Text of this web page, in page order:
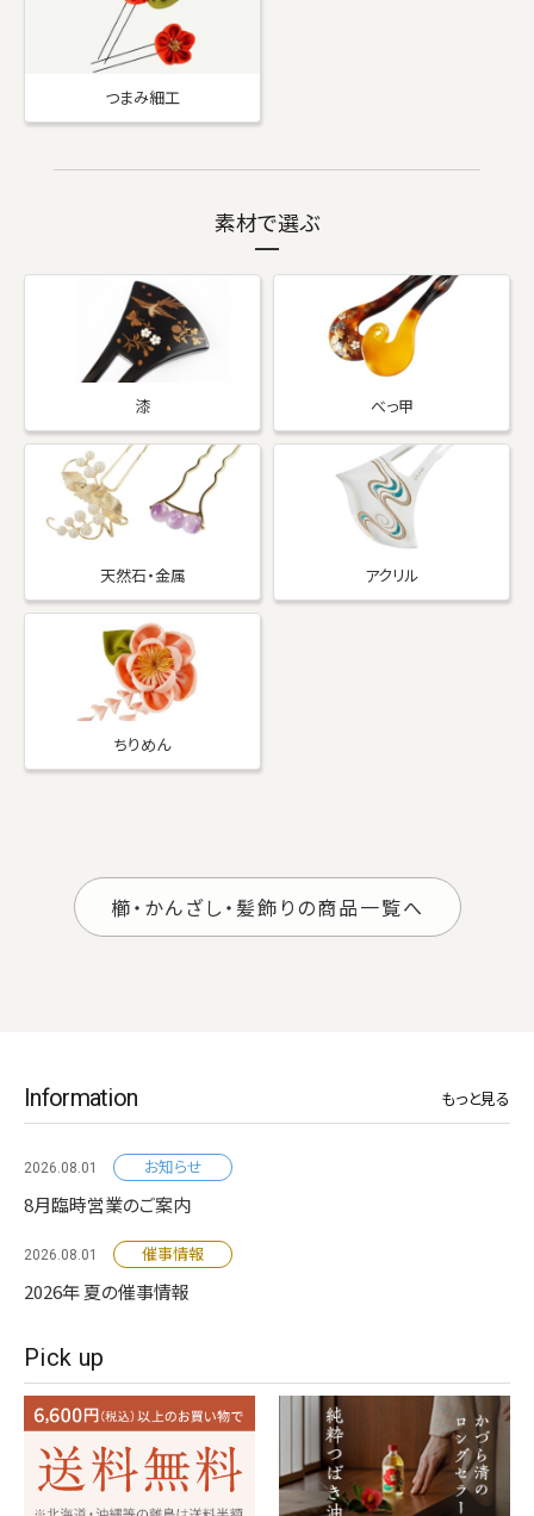
つまみ細工
素材で選ぶ
漆 べっ甲
天然石・金属 アクリル
ちりめん
櫛・かんざし・髪飾りの商品一覧へ
Information もっと見る
2026.08.01 お知らせ
8月臨時営業のご案内
2026.08.01 催事情報
2026年 夏の催事情報
Pick up